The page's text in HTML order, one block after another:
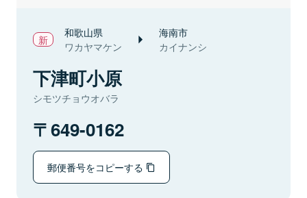
和歌山県
ワカヤマケン
海南市
カイナンシ
下津町小原
シモツチョウオバラ
649-0162
郵便番号をコピーする